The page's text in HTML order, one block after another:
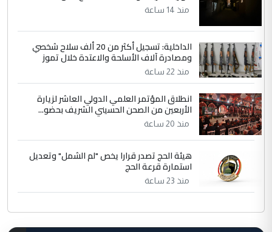
منذ 14 ساعة
الداخلية: تسجيل أكثر من 20 ألف سلاح شخصي
ومصادرة آلاف الأسلحة والاعتدة خلال تموز
منذ 22 ساعة
انطلاق المؤتمر العلمي الدولي العاشر لزيارة
الأربعين من الصحن الحسيني الشريف بحضو...
منذ 20 ساعة
هيئة الحج تصدر قرارا يخص "لم الشمل" وتعديل
استمارة قرعة الحج
منذ 23 ساعة